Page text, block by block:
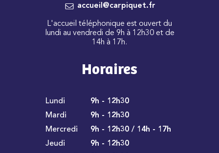
accueil@carpiquet.fr
L'accueil téléphonique est ouvert du
lundi au vendredi de 9h à 12h30 et de
14h à 17h.
Horaires
Lundi
9h - 12h30
Mardi
9h - 12h30
Mercredi
9h - 12h30 / 14h - 17h
Jeudi
9h - 12h30